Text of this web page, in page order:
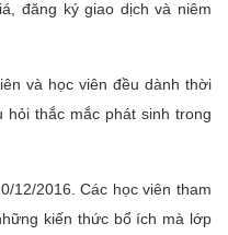
đăng ký giao dịch và niêm
và học viên đều dành thời
hỏi thắc mắc phát sinh trong
12/2016. Các học viên tham
kiến thức bổ ích mà lớp